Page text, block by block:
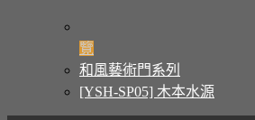
覽
和風藝術門系列
[YSH-SP05] 木本水源